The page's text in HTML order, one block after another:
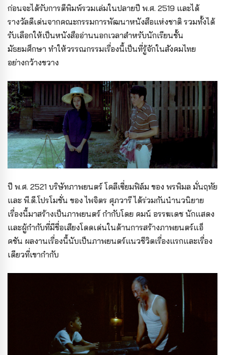
ก่อนจะได้รับการตีพิมพ์รวมเล่มในปลายปี พ.ศ. 2519 และได้
รางวัลดีเด่นจากคณะกรรมการพัฒนาหนังสือแห่งชาติ รวมทั้งได้
รับเลือกให้เป็นหนังสืออ่านนอกเวลาสำหรับนักเรียนชั้น
มัธยมศึกษา ทำให้วรรณกรรมเรื่องนี้เป็นที่รู้จักในสังคมไทย
อย่างกว้างขวาง
ปี พ.ศ. 2521 บริษัทภาพยนตร์ โคลีเซี่ยมฟิล์ม ของ พรพิมล มั่นฤทัย
และ พี.ดี.โปรโมชั่น ของ ไพจิตร ศุภวารี ได้ร่วมกันนำนวนิยาย
เรื่องนี้มาสร้างเป็นภาพยนตร์ กำกับโดย คมน์ อรรฆเดช นักแสดง
และผู้กำกับที่มีชื่อเสียงโดดเด่นในด้านการสร้างภาพยนตร์แอ็
คชัน ผลงานเรื่องนี้นับเป็นภาพยนตร์แนวชีวิตเรื่องแรกและเรื่อง
เดียวที่เขากำกับ